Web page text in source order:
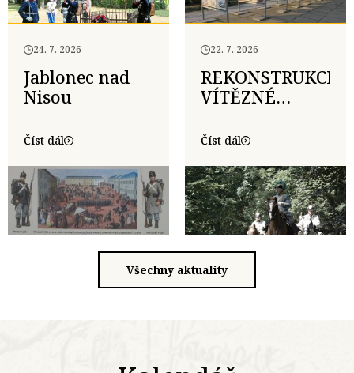
24. 7. 2026
Jablonec nad
Nisou
Číst dál
22. 7. 2026
REKONSTRUKCE
VÍTĚZNÉ
TRUTNOVA –
Číst dál
Všechny aktuality